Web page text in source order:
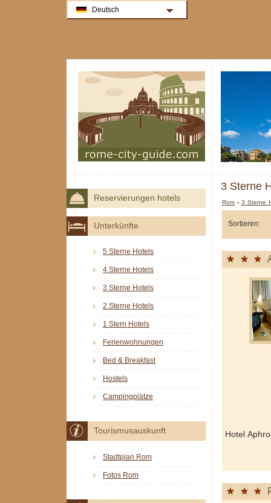
3 Sterne
Rom ›3 Sterne
Sortieren:
Hotel
Reservierungen hotels
Unterkünfte
5 Sterne Hotels
4 Sterne Hotels
3 Sterne Hotels
2 Sterne Hotels
1 Stern Hotels
Ferienwohnungen
Bed & Breakfast
Hostels
Campingplätze
Tourismusauskunft
Stadtplan Rom
Fotos Rom
Deutsch